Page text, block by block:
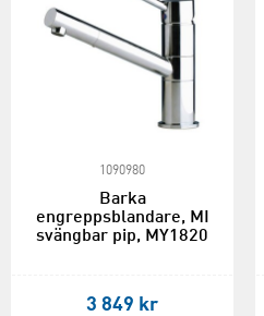
1090980
Barka
engreppsblandare, MI
svängbar pip, MY1820
3 849 kr